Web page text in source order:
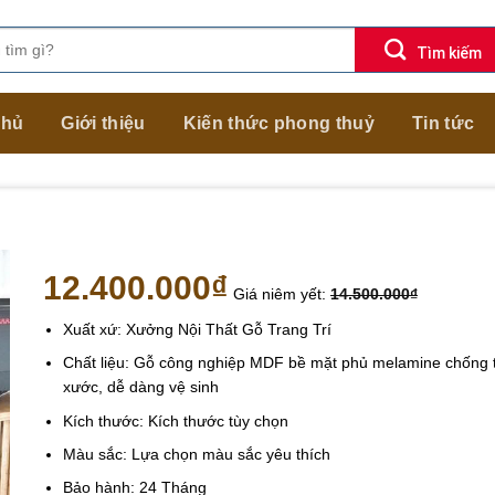
Giới thiệu Kiến thức phong thuỷ Tin tức
12.400.000₫ Giá niêm yết: 14.500.000₫
Xuất xứ: Xưởng Nội Thất Gỗ Trang Trí
Chất liệu: Gỗ công nghiệp MDF bề mặt phủ melamine chống
xước, dễ dàng vệ sinh
Kích thước: Kích thước tùy chọn
Màu sắc: Lựa chọn màu sắc yêu thích
Bảo hành: 24 Tháng